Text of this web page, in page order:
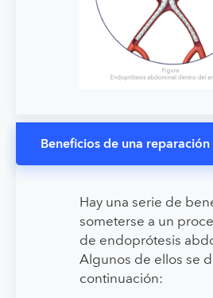
Beneficios de una
Hay una serie de
someterse a un
de endoprótesis
Algunos de ellos se
continuación: